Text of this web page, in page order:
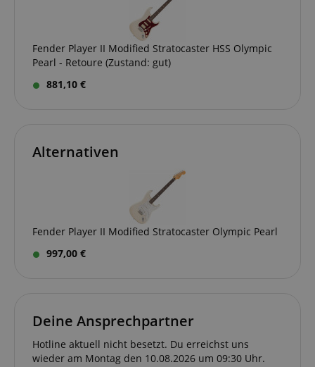
Fender Player II Modified Stratocaster HSS Olympic
Pearl - Retoure (Zustand: gut)
881,10 €
Alternativen
Fender Player II Modified Stratocaster Olympic Pearl
997,00 €
Deine Ansprechpartner
Hotline aktuell nicht besetzt. Du erreichst uns
wieder am Montag den 10.08.2026 um 09:30 Uhr.